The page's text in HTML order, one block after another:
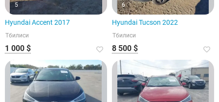
5
Hyundai Accent 2017
Тбилиси
1 000 $
6
Hyundai Tucson 2022
Тбилиси
8 500 $